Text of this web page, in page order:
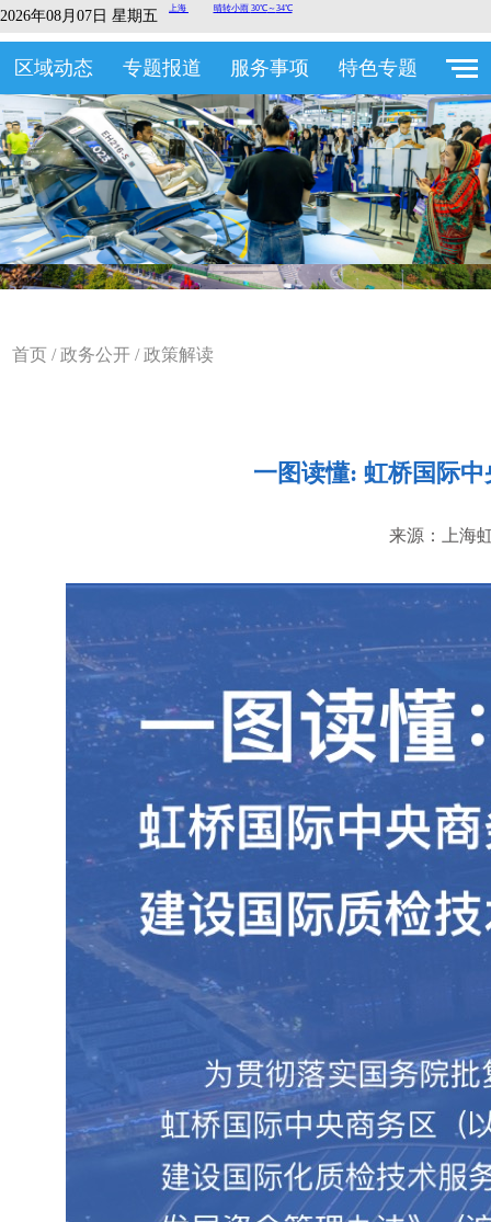
2026年08月07日 星期五
区域动态 专题报道 服务事项 特色专题
首页 /政务公开 /政策解读
一图读懂: 虹桥国际
来源：上海